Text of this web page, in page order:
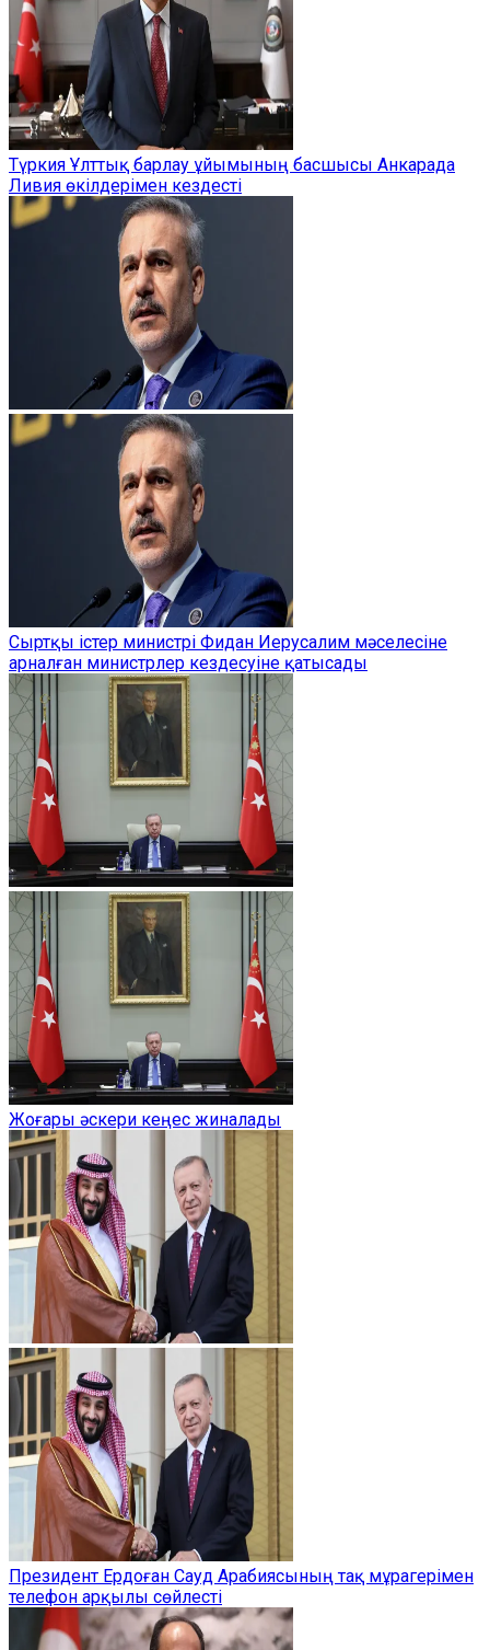
Түркия Ұлттық барлау ұйымының басшысы Анкарада
Ливия өкілдерімен кездесті
Сыртқы істер министрі Фидан Иерусалим мәселесіне
арналған министрлер кездесуіне қатысады
Жоғары әскери кеңес жиналады
Президент Ердоған Сауд Арабиясының тақ мұрагерімен
телефон арқылы сөйлесті